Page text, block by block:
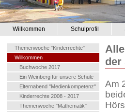
Willkommen Schulprofil
der
Am
Themenwoche "Kinderrechte"
Willkommen
Buchwoche 2017
Ein Weinberg für unsere Schule
Elternabend "Medienkompetenz"
Kinderrechte 2008 - 2017
Themenwoche "Mathematik"